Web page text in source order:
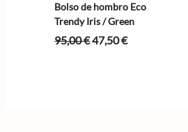
Bolso de hombro Eco
Trendy Iris / Green
95,00€El
47,50€El